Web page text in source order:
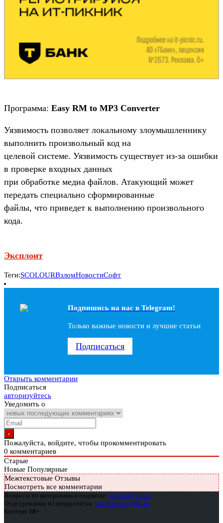
Программа: Easy RM to MP3 Converter
Уязвимость позволяет локальному злоумышленнику
выполнить произвольный код на
целевой системе. Уязвимость существует из-за ошибки
в проверке входных данных
при обработке медиа файлов. Атакующий может
передать специально сформированные
файлы, что приведет к выполнению произвольного
кода.
Эксплоит
Теги:SCOLOURВзломНовостиСофт
Подпишись на наc в Telegram!
Только важные новости и лучшие статьи
Подписаться
Открыть комментарии
Подписаться
авторизуйтесь
Уведомить о
Пожалуйста, войдите, чтобы прокомментировать
0 комментариев
Старые
Новые Популярные
Межтекстовые Отзывы
Посмотреть все комментарии
Вопросы по материалам и подписке: support@glc.ru
Отдел рекламы и спецпроектов: yakovleva.a@glc.ru
Контент 18+